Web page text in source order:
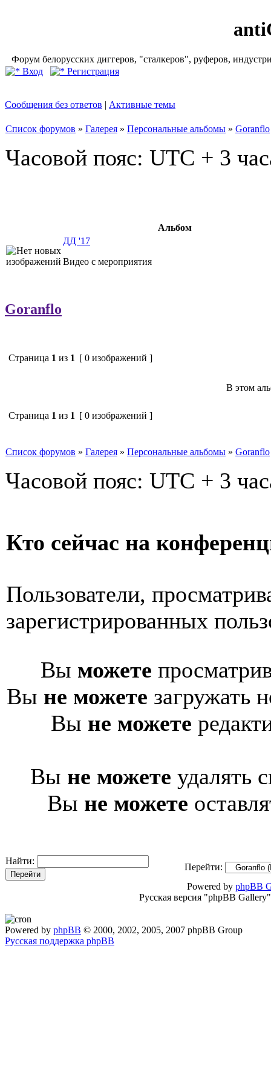
Форум белорусских диггеров, "сталкеров", руферов,
Вход
Регистрация
Сообщения без ответов | Активные темы
Список форумов » Галерея » Персональные альбомы » Goranflo
Часовой пояс: UTC + 3
Альбом
ДД '17
Видео с мероприятия
Goranflo
Страница 1 из 1 [ 0 изображений ]
В этом
Страница 1 из 1 [ 0 изображений ]
Список форумов » Галерея » Персональные альбомы » Goranflo
Часовой пояс: UTC + 3
Кто сейчас на
Пользователи,
зарегистрированных
Вы можете
Вы не можете загружать
Вы не можете
Вы не можете удалять
Вы не можете
Найти:
Перейти:
Powered by phpBB
Русская версия "phpBB
Powered by phpBB © 2000, 2002, 2005, 2007 phpBB Group
Русская поддержка phpBB